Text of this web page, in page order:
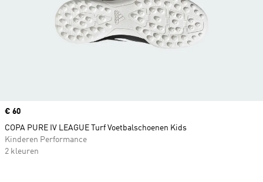
Price
€ 60
COPA PURE IV LEAGUE Turf Voetbalschoenen Kids
Kinderen Performance
2 kleuren